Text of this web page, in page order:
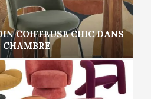
COIFFEUSE CHIC DANS
CHAMBRE